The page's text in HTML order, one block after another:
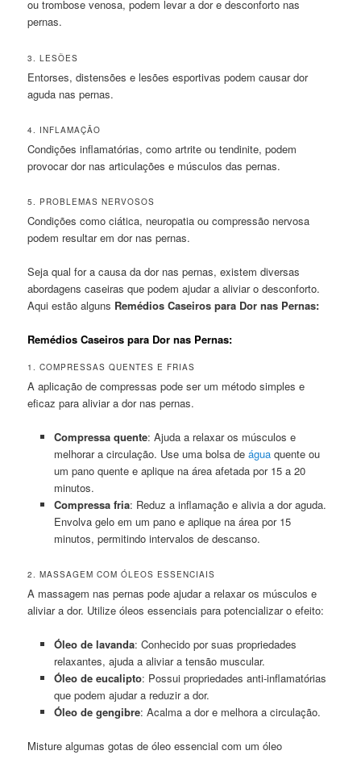
ou trombose venosa, podem levar a dor e desconforto nas
pernas.
3. LESÕES
Entorses, distensões e lesões esportivas podem causar dor
aguda nas pernas.
4. INFLAMAÇÃO
Condições inflamatórias, como artrite ou tendinite, podem
provocar dor nas articulações e músculos das pernas.
5. PROBLEMAS NERVOSOS
Condições como ciática, neuropatia ou compressão nervosa
podem resultar em dor nas pernas.
Seja qual for a causa da dor nas pernas, existem diversas
abordagens caseiras que podem ajudar a aliviar o desconforto.
Aqui estão alguns Remédios Caseiros para Dor nas Pernas:
Remédios Caseiros para Dor nas Pernas:
1. COMPRESSAS QUENTES E FRIAS
A aplicação de compressas pode ser um método simples e
eficaz para aliviar a dor nas pernas.
Compressa quente: Ajuda a relaxar os músculos e
melhorar a circulação. Use uma bolsa de águaquente ou
um pano quente e aplique na área afetada por 15 a 20
minutos.
Compressa fria: Reduz a inflamação e alivia a dor aguda.
Envolva gelo em um pano e aplique na área por 15
minutos, permitindo intervalos de descanso.
2. MASSAGEM COM ÓLEOS ESSENCIAIS
A massagem nas pernas pode ajudar a relaxar os músculos e
aliviar a dor. Utilize óleos essenciais para potencializar o efeito:
Óleo de lavanda: Conhecido por suas propriedades
relaxantes, ajuda a aliviar a tensão muscular.
Óleo de eucalipto: Possui propriedades anti-inflamatórias
que podem ajudar a reduzir a dor.
Óleo de gengibre: Acalma a dor e melhora a circulação.
Misture algumas gotas de óleo essencial com um óleo